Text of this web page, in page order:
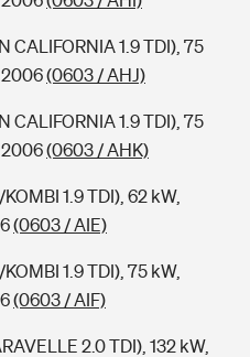
CALIFORNIA 1.9 TDI), 75
2006(0603 / AHJ)
CALIFORNIA 1.9 TDI), 75
2006(0603 / AHK)
1.9 TDI), 62 kW,
(0603 / AIE)
1.9 TDI), 75 kW,
(0603 / AIF)
2.0 TDI), 132 kW,